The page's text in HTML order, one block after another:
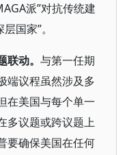
派”对抗传统建
国家”。
联动。 与第一任期
端议程虽然涉及多
在美国与每个单一
多议题或跨议题上
要确保美国在任何